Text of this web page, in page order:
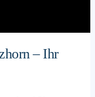
– Ihr